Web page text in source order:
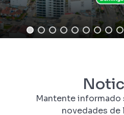
Mantente informado
novedades de